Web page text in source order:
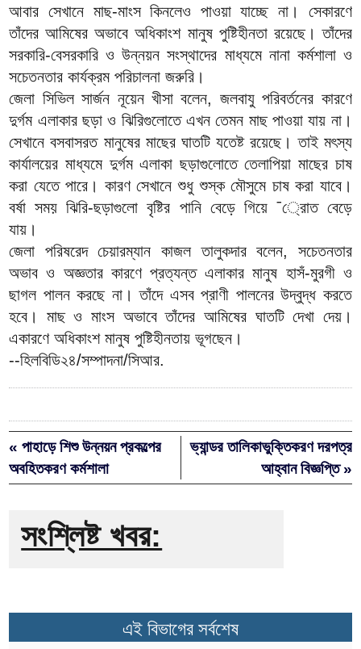
আবার সেখানে মাছ-মাংস কিনলেও পাওয়া যাচ্ছে না। সেকারণে
তাঁদের আমিষের অভাবে অধিকাংশ মানুষ পুষ্টিহীনতা রয়েছে। তাঁদের
সরকারি-বেসরকারি ও উন্নয়ন সংস্থাদের মাধ্যমে নানা কর্মশালা ও
সচেতনতার কার্যক্রম পরিচালনা জরুরি।
জেলা সিভিল সার্জন নূয়েন খীসা বলেন, জলবাযু পরিবর্তনের কারণে
দুর্গম এলাকার ছড়া ও ঝিরিগুলোতে এখন তেমন মাছ পাওয়া যায় না।
সেখানে বসবাসরত মানুষের মাছের ঘাতটি যতেষ্ট রয়েছে। তাই মৎস্য
কার্যালয়ের মাধ্যমে দুর্গম এলাকা ছড়াগুলোতে তেলাপিয়া মাছের চাষ
করা যেতে পারে। কারণ সেখানে শুধু শুস্ক মৌসুমে চাষ করা যাবে।
বর্ষা সময় ঝিরি-ছড়াগুলো বৃষ্টির পানি বেড়ে গিয়ে ¯্রােত বেড়ে
যায়।
জেলা পরিষরেদ চেয়ারম্যান কাজল তালুকদার বলেন, সচেতনতার
অভাব ও অজ্ঞতার কারণে প্রত্যন্ত এলাকার মানুষ হাসঁ-মুরগী ও
ছাগল পালন করছে না। তাঁদে এসব প্রাণী পালনের উদ্বুদ্ধ করতে
হবে। মাছ ও মাংস অভাবে তাঁদের আমিষের ঘাতটি দেখা দেয়।
একারণে অধিকাংশ মানুষ পুষ্টিহীনতায় ভূগছেন।
--হিলবিডি২৪/সম্পাদনা/সিআর.
« পাহাড়ে শিশু উন্নয়ন প্রকল্পের
অবহিতকরণ কর্মশালা
ভ্যান্ডর তালিকাভুক্তিকরণ দরপত্র
আহ্বান বিজ্ঞপ্তি »
সংশ্লিষ্ট খবর:
এই বিভাগের সর্বশেষ